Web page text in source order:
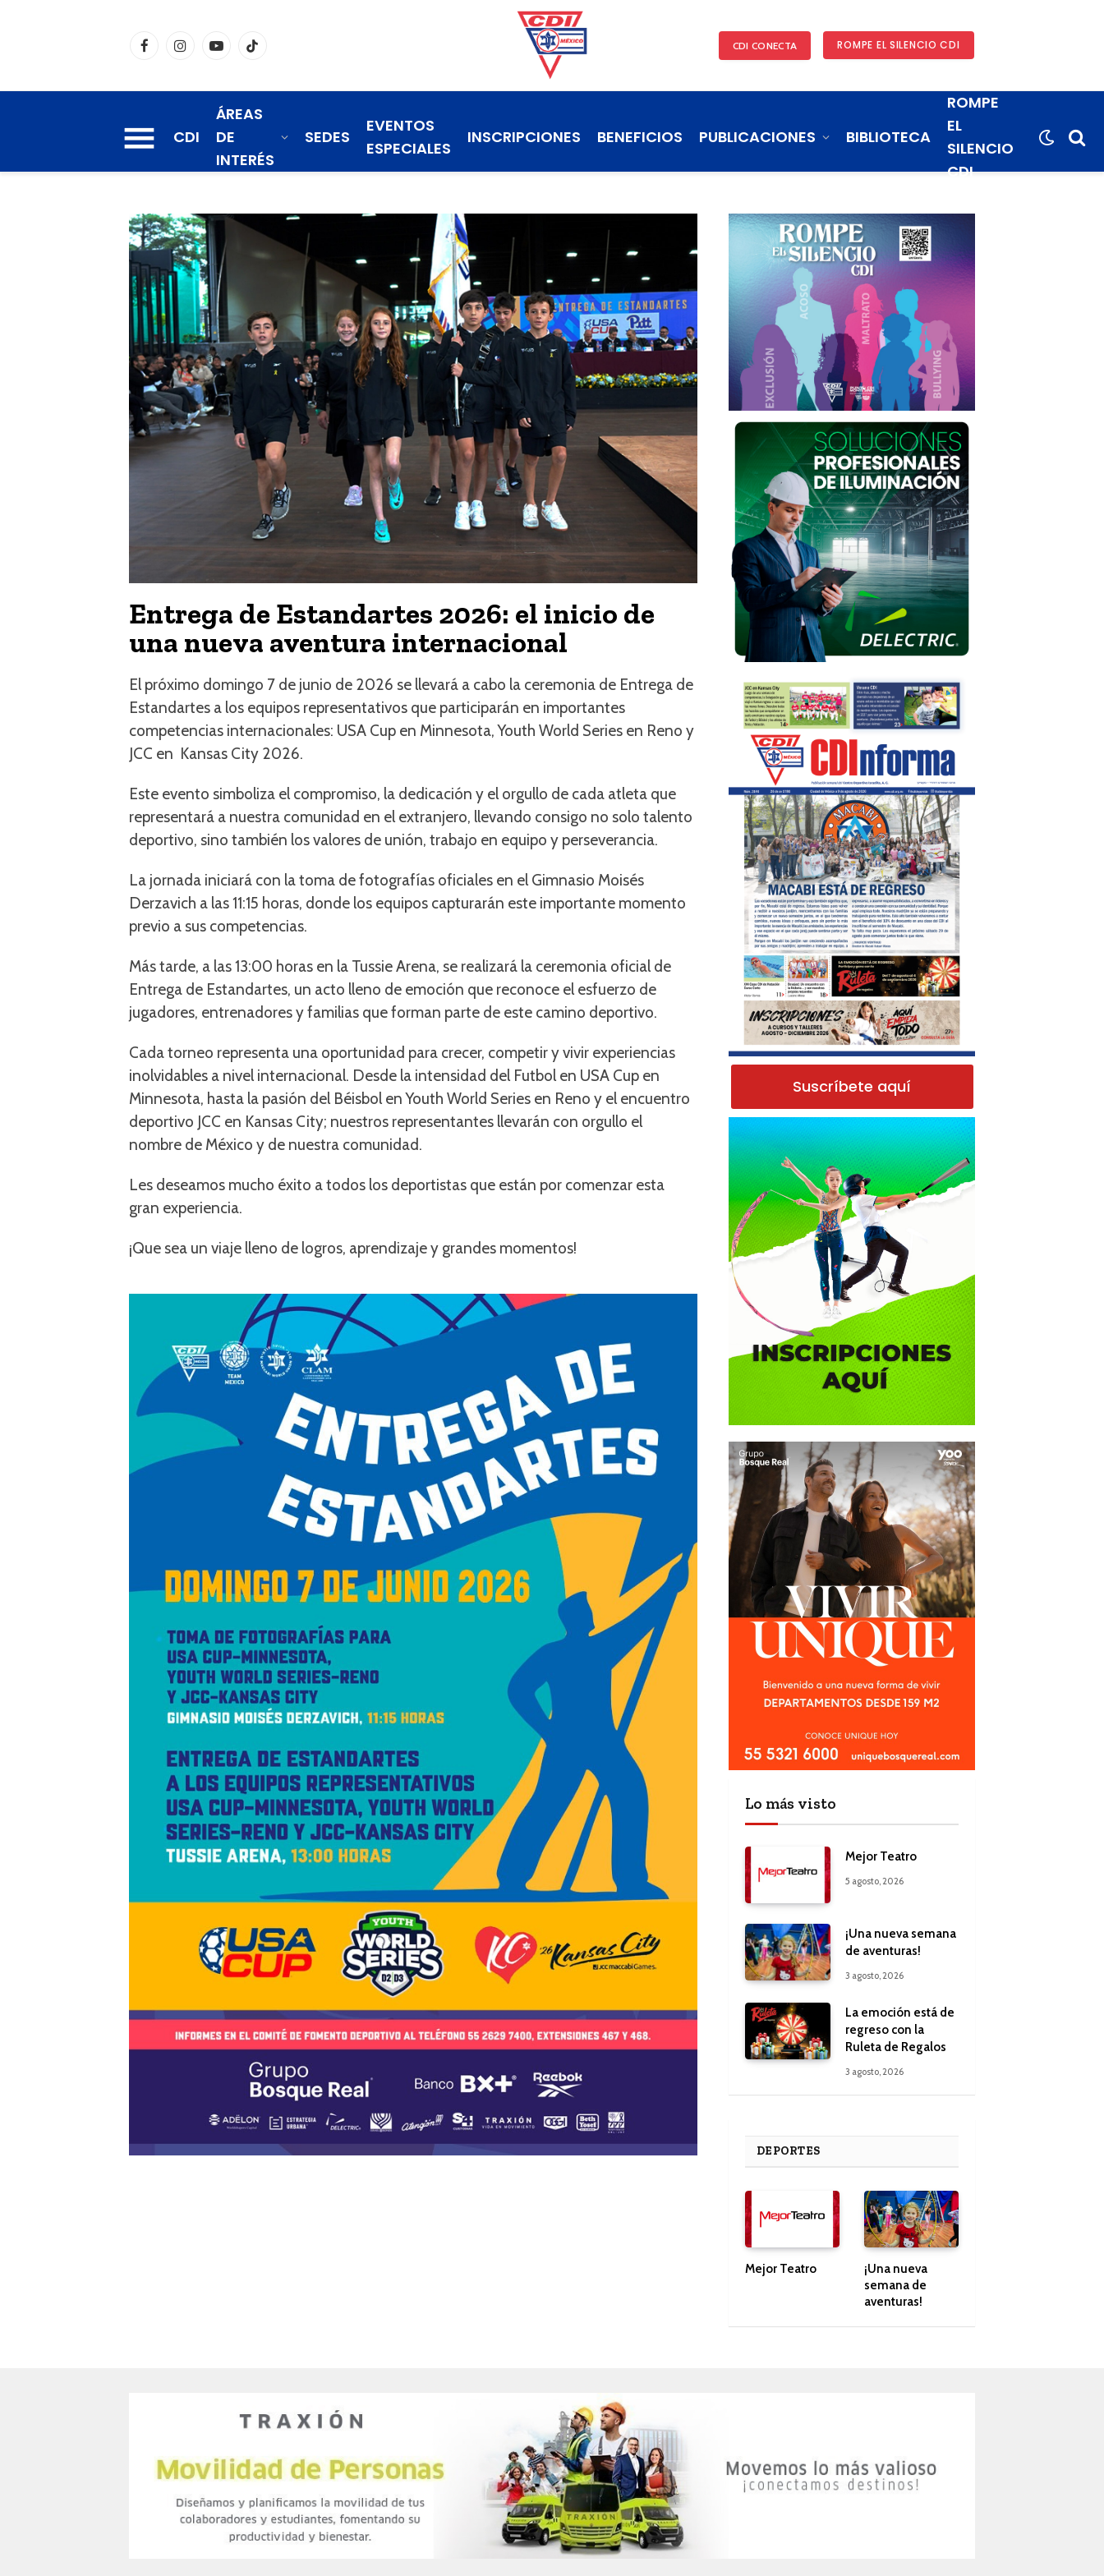
FacebookInstagramYouTubeTikTok CDI CONECTA ROMPE EL SILENCIO CDI
CDI
ÁREAS
DE
INTERÉS
SEDES
EVENTOS
ESPECIALES
INSCRIPCIONES BENEFICIOS PUBLICACIONES BIBLIOTECA
ROMPE
EL
SILENCIO
CDI
Entrega de Estandartes 2026: el inicio de
una nueva aventura internacional
El próximo domingo 7 de junio de 2026 se llevará a cabo la ceremonia de Entrega de
Estandartes a los equipos representativos que participarán en importantes
competencias internacionales: USA Cup en Minnesota, Youth World Series en Reno y
JCC en Kansas City 2026.
Este evento simboliza el compromiso, la dedicación y el orgullo de cada atleta que
representará a nuestra comunidad en el extranjero, llevando consigo no solo talento
deportivo, sino también los valores de unión, trabajo en equipo y perseverancia.
La jornada iniciará con la toma de fotografías oficiales en el Gimnasio Moisés
Derzavich a las 11:15 horas, donde los equipos capturarán este importante momento
previo a sus competencias.
Más tarde, a las 13:00 horas en la Tussie Arena, se realizará la ceremonia oficial de
Entrega de Estandartes, un acto lleno de emoción que reconoce el esfuerzo de
jugadores, entrenadores y familias que forman parte de este camino deportivo.
Cada torneo representa una oportunidad para crecer, competir y vivir experiencias
inolvidables a nivel internacional. Desde la intensidad del Futbol en USA Cup en
Minnesota, hasta la pasión del Béisbol en Youth World Series en Reno y el encuentro
deportivo JCC en Kansas City; nuestros representantes llevarán con orgullo el
nombre de México y de nuestra comunidad.
Les deseamos mucho éxito a todos los deportistas que están por comenzar esta
gran experiencia.
¡Que sea un viaje lleno de logros, aprendizaje y grandes momentos!
Suscríbete aquí
Lo más visto
Mejor Teatro
5 agosto, 2026
¡Una nueva semana
de aventuras!
3 agosto, 2026
La emoción está de
regreso con la
Ruleta de Regalos
3 agosto, 2026
DEPORTES
Mejor Teatro
¡Una nueva
semana de
aventuras!